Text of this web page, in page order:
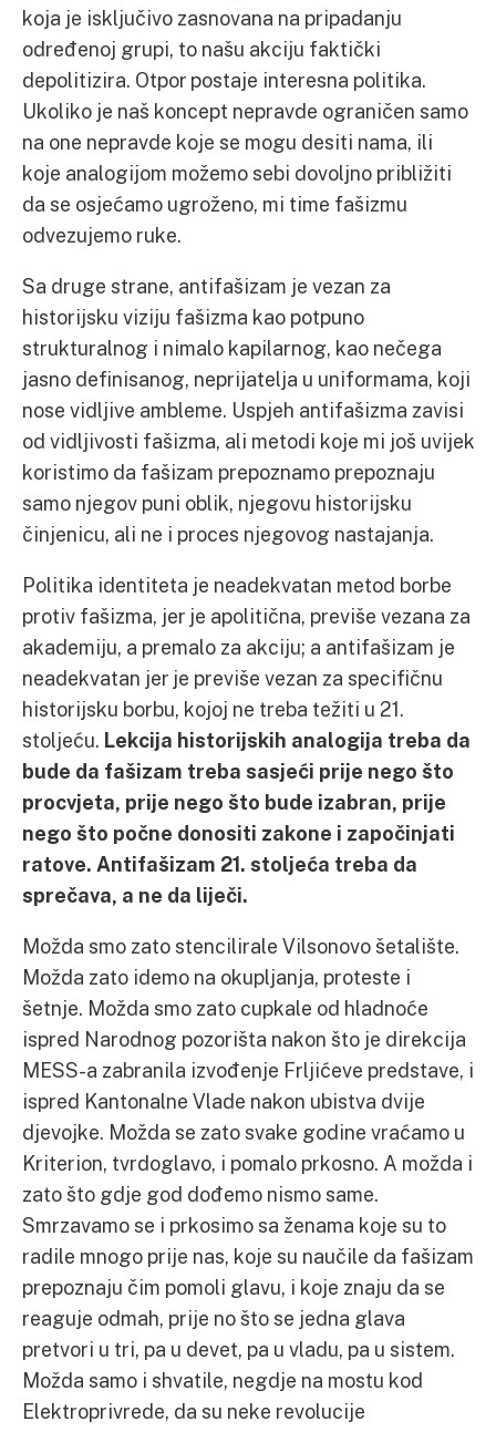
koja je isključivo zasnovana na pripadanju
određenoj grupi, to našu akciju faktički
depolitizira. Otpor postaje interesna politika.
Ukoliko je naš koncept nepravde ograničen samo
na one nepravde koje se mogu desiti nama, ili
koje analogijom možemo sebi dovoljno približiti
da se osjećamo ugroženo, mi time fašizmu
odvezujemo ruke.
Sa druge strane, antifašizam je vezan za
historijsku viziju fašizma kao potpuno
strukturalnog i nimalo kapilarnog, kao nečega
jasno definisanog, neprijatelja u uniformama, koji
nose vidljive ambleme. Uspjeh antifašizma zavisi
od vidljivosti fašizma, ali metodi koje mi još uvijek
koristimo da fašizam prepoznamo prepoznaju
samo njegov puni oblik, njegovu historijsku
činjenicu, ali ne i proces njegovog nastajanja.
Politika identiteta je neadekvatan metod borbe
protiv fašizma, jer je apolitična, previše vezana za
akademiju, a premalo za akciju; a antifašizam je
neadekvatan jer je previše vezan za specifičnu
historijsku borbu, kojoj ne treba težiti u 21.
stoljeću. Lekcija historijskih analogija treba da
bude da fašizam treba sasjeći prije nego što
procvjeta, prije nego što bude izabran, prije
nego što počne donositi zakone i započinjati
ratove. Antifašizam 21. stoljeća treba da
sprečava, a ne da liječi.
Možda smo zato stencilirale Vilsonovo šetalište.
Možda zato idemo na okupljanja, proteste i
šetnje. Možda smo zato cupkale od hladnoće
ispred Narodnog pozorišta nakon što je direkcija
MESS-a zabranila izvođenje Frljićeve predstave, i
ispred Kantonalne Vlade nakon ubistva dvije
djevojke. Možda se zato svake godine vraćamo u
Kriterion, tvrdoglavo, i pomalo prkosno. A možda i
zato što gdje god dođemo nismo same.
Smrzavamo se i prkosimo sa ženama koje su to
radile mnogo prije nas, koje su naučile da fašizam
prepoznaju čim pomoli glavu, i koje znaju da se
reaguje odmah, prije no što se jedna glava
pretvori u tri, pa u devet, pa u vladu, pa u sistem.
Možda samo i shvatile, negdje na mostu kod
Elektroprivrede, da su neke revolucije